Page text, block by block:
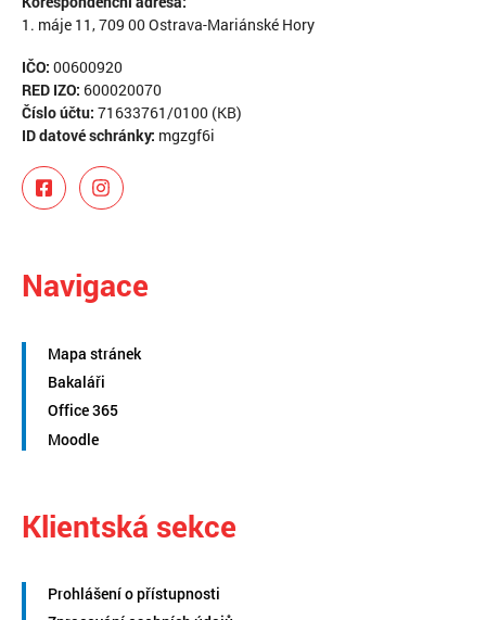
1. máje 11, 709 00 Ostrava-Mariánské Hory
IČO: 00600920
RED IZO: 600020070
Číslo účtu: 71633761/0100 (KB)
ID datové schránky: mgzgf6i
Navigace
Mapa stránek
Bakaláři
Office 365
Moodle
Klientská sekce
Prohlášení o přístupnosti